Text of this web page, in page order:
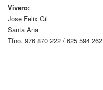
Vivero:
Jose Felix Gil
Santa Ana
Tfno. 976 870 222 / 625 594 262